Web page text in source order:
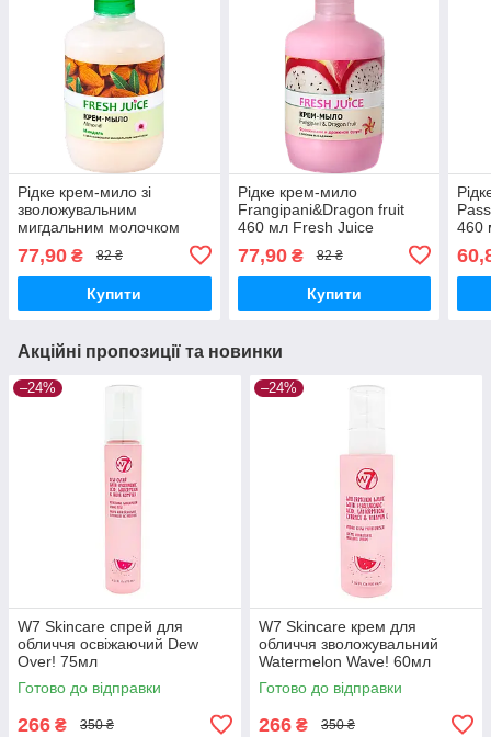
Рідке крем-мило зі
зволожувальним
мигдальним молочком
Almond 460 мл Fresh Juice
77,90 ₴ 82 ₴
Купити
Рідке крем-мило
Frangipani&Dragon fruit
460 мл Fresh Juice
77,90₴ 82 ₴
Купити
460
Акційні пропозиції та новинки
–24%
W7 Skincare спрей для
обличчя освіжаючий Dew
Over! 75мл
Готово до відправки
266 ₴ 350 ₴
–24%
W7 Skincare крем для
обличчя зволожувальний
Watermelon Wave! 60мл
Готово до відправки
266 ₴ 350 ₴